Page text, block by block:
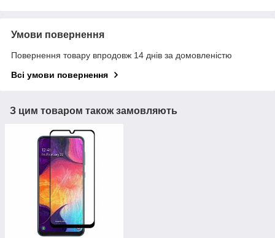
Умови повернення
Повернення товару впродовж 14 днів за домовленістю
Всі умови повернення
З цим товаром також замовляють